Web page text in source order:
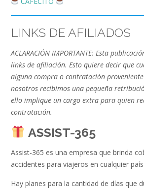
LINKS DE AFILIADOS
ACLARACIÓN IMPORTANTE: Esta
links de afiliación. Esto quiere decir que
alguna compra o contratación
nosotros recibimos una pequeña
ello implique un cargo extra para quien
contratación.
ASSIST-365
Assist-365 es una empresa que brinda
accidentes para viajeros en cualquier
Hay planes para la cantidad de días que